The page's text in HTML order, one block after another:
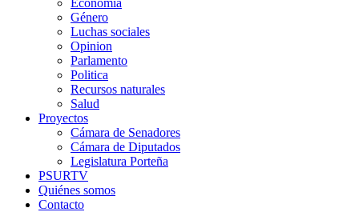
Economía
Género
Luchas sociales
Opinion
Parlamento
Politica
Recursos naturales
Salud
Proyectos
Cámara de Senadores
Cámara de Diputados
Legislatura Porteña
PSURTV
Quiénes somos
Contacto